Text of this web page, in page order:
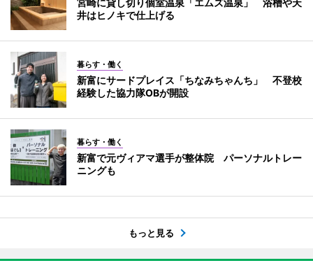
井はヒノキで仕上げる
暮らす・働く
新富にサードプレイス「ちなみちゃんち」 不登校
経験した協力隊OBが開設
暮らす・働く
新富で元ヴィアマ選手が整体院 パーソナルトレー
ニングも
もっと見る